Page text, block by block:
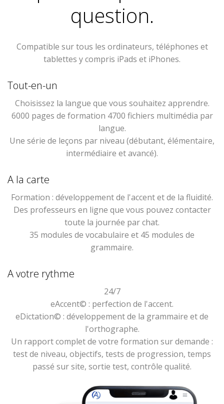
question.
Compatible sur tous les ordinateurs, téléphones et
tablettes y compris iPads et iPhones.
Tout-en-un
Choisissez la langue que vous souhaitez apprendre.
6000 pages de formation 4700 fichiers multimédia par
langue.
Une série de leçons par niveau (débutant, élémentaire,
intermédiaire et avancé).
A la carte
Formation : développement de l'accent et de la fluidité.
Des professeurs en ligne que vous pouvez contacter
toute la journée par chat.
35 modules de vocabulaire et 45 modules de
grammaire.
A votre rythme
24/7
eAccent© : perfection de l'accent.
eDictation© : développement de la grammaire et de
l'orthographe.
Un rapport complet de votre formation sur demande :
test de niveau, objectifs, tests de progression, temps
passé sur site, sortie test, contrôle qualité.